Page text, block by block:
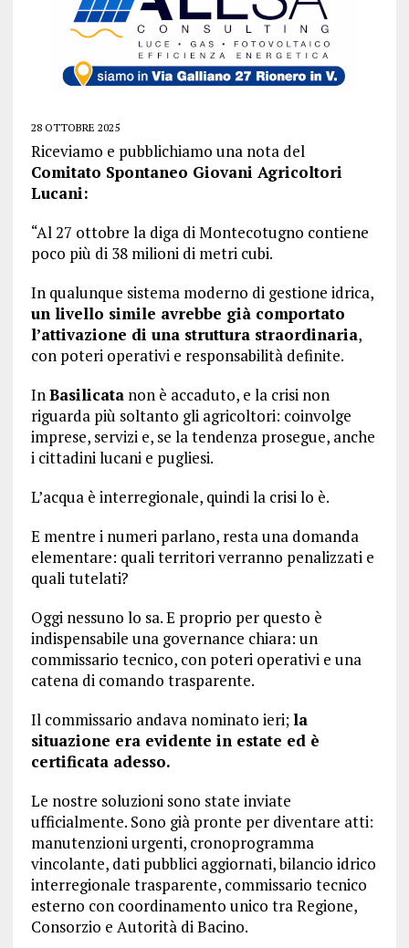
28 OTTOBRE 2025
Riceviamo e pubblichiamo una nota del
Comitato Spontaneo Giovani Agricoltori
Lucani:
“Al 27 ottobre la diga di Montecotugno contiene
poco più di 38 milioni di metri cubi.
In qualunque sistema moderno di gestione idrica,
un livello simile avrebbe già comportato
l’attivazione di una struttura straordinaria,
con poteri operativi e responsabilità definite.
InBasilicatanon è accaduto, e la crisi non
riguarda più soltanto gli agricoltori: coinvolge
imprese, servizi e, se la tendenza prosegue, anche
i cittadini lucani e pugliesi.
L’acqua è interregionale, quindi la crisi lo è.
E mentre i numeri parlano, resta una domanda
elementare: quali territori verranno penalizzati e
quali tutelati?
Oggi nessuno lo sa. E proprio per questo è
indispensabile una governance chiara: un
commissario tecnico, con poteri operativi e una
catena di comando trasparente.
Il commissario andava nominato ieri;la
situazione era evidente in estate ed è
certificata adesso.
Le nostre soluzioni sono state inviate
ufficialmente. Sono già pronte per diventare atti:
manutenzioni urgenti, cronoprogramma
vincolante, dati pubblici aggiornati, bilancio idrico
interregionale trasparente, commissario tecnico
esterno con coordinamento unico tra Regione,
Consorzio e Autorità di Bacino.